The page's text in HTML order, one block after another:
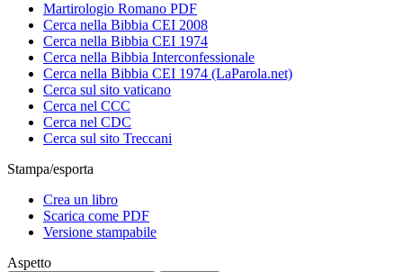
Martirologio Romano PDF
Cerca nella Bibbia CEI 2008
Cerca nella Bibbia CEI 1974
Cerca nella Bibbia Interconfessionale
Cerca nella Bibbia CEI 1974 (LaParola.net)
Cerca sul sito vaticano
Cerca nel CCC
Cerca nel CDC
Cerca sul sito Treccani
Stampa/esporta
Crea un libro
Scarica come PDF
Versione stampabile
Aspetto